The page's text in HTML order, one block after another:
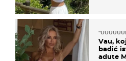
Vau,
badić
adute